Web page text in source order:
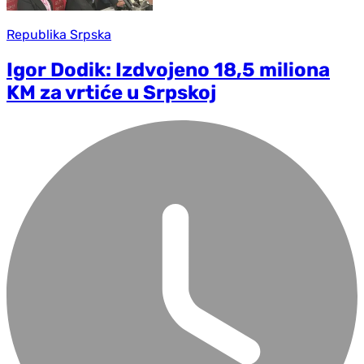
Republika Srpska
Igor Dodik: Izdvojeno 18,5 miliona
KM za vrtiće u Srpskoj